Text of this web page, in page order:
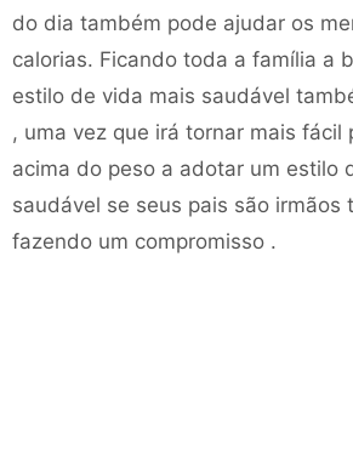
do dia também pode ajudar os
calorias. Ficando toda a família a
estilo de vida mais saudável
, uma vez que irá tornar mais fácil
acima do peso a adotar um estilo
saudável se seus pais são irmãos
fazendo um compromisso .